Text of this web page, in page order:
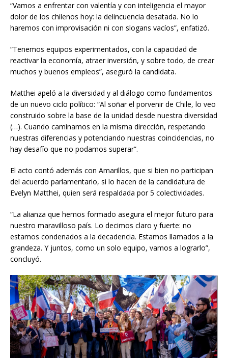
“Vamos a enfrentar con valentía y con inteligencia el mayor
dolor de los chilenos hoy: la delincuencia desatada. No lo
haremos con improvisación ni con slogans vacíos”, enfatizó.
“Tenemos equipos experimentados, con la capacidad de
reactivar la economía, atraer inversión, y sobre todo, de crear
muchos y buenos empleos”, aseguró la candidata.
Matthei apeló a la diversidad y al diálogo como fundamentos
de un nuevo ciclo político: “Al soñar el porvenir de Chile, lo veo
construido sobre la base de la unidad desde nuestra diversidad
(…). Cuando caminamos en la misma dirección, respetando
nuestras diferencias y potenciando nuestras coincidencias, no
hay desafío que no podamos superar”.
El acto contó además con Amarillos, que si bien no participan
del acuerdo parlamentario, si lo hacen de la candidatura de
Evelyn Matthei, quien será respaldada por 5 colectividades.
“La alianza que hemos formado asegura el mejor futuro para
nuestro maravilloso país. Lo decimos claro y fuerte: no
estamos condenados a la decadencia. Estamos llamados a la
grandeza. Y juntos, como un solo equipo, vamos a lograrlo”,
concluyó.